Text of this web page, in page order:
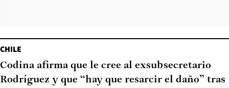
CHILE
Codina afirma que le cree al exsubsecretario
Rodríguez y que “hay que resarcir el daño” tras